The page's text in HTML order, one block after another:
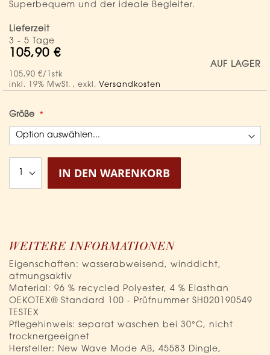
Lieferzeit
3 - 5 Tage
105,90 €
105,90 €/1stk
inkl. 19% MwSt. , exkl. Versandkosten
AUF LAGER
Größe
IN DEN WARENKORB
Superbequem und der ideale Begleiter.
WEITERE INFORMATIONEN
Eigenschaften: wasserabweisend, winddicht,
atmungsaktiv
Material: 96 % recycled Polyester, 4 % Elasthan
OEKOTEX® Standard 100 - Prüfnummer SH020190549
TESTEX
Pflegehinweis: separat waschen bei 30°C, nicht
trocknergeeignet
Hersteller: New Wave Mode AB, 45583 Dingle,